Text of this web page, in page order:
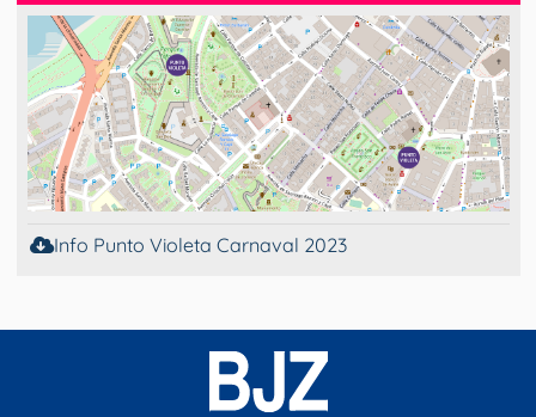
Info Punto Violeta Carnaval 2023